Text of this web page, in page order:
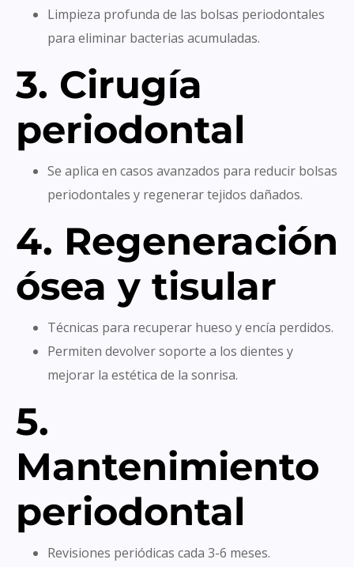
Limpieza profunda de las bolsas periodontales
para eliminar bacterias acumuladas.
3. Cirugía
periodontal
Se aplica en casos avanzados para reducir bolsas
periodontales y regenerar tejidos dañados.
4. Regeneración
ósea y tisular
Técnicas para recuperar hueso y encía perdidos.
Permiten devolver soporte a los dientes y
mejorar la estética de la sonrisa.
5.
Mantenimiento
periodontal
Revisiones periódicas cada 3-6 meses.